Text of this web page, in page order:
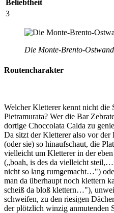
Beliebtheit
3
Die Monte-Brento-
Routencharakter
Welcher Kletterer kennt nicht die
Pietramurata? Wer die Bar
dortige Choccolata Calda zu
Da sitzt der Kletterer also vor
(oder sie) so hinaufschaut, die
vielleicht um Kletterer in der
(„boah, is des da vielleicht
nicht so lang rumgemacht…")
man da überhaupt noch klettern
scheiß da bloß klettern…"),
schweifen, zu den riesigen
der plötzlich winzig anmutenden